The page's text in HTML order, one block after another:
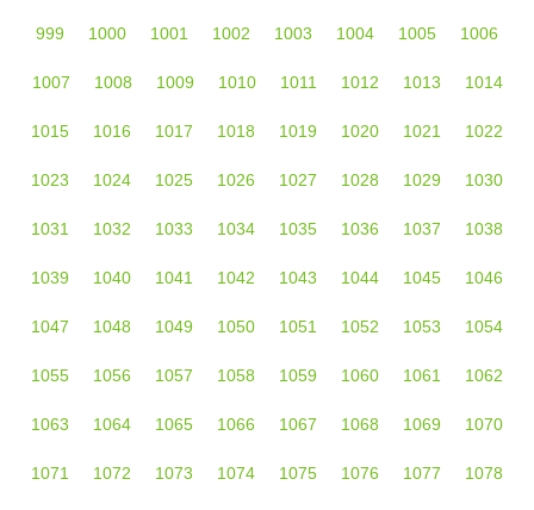
999 1000 1001 1002 1003 1004 1005 1006
1007 1008 1009 1010 1011 1012 1013 1014
1015 1016 1017 1018 1019 1020 1021 1022
1023 1024 1025 1026 1027 1028 1029 1030
1031 1032 1033 1034 1035 1036 1037 1038
1039 1040 1041 1042 1043 1044 1045 1046
1047 1048 1049 1050 1051 1052 1053 1054
1055 1056 1057 1058 1059 1060 1061 1062
1063 1064 1065 1066 1067 1068 1069 1070
1071 1072 1073 1074 1075 1076 1077 1078